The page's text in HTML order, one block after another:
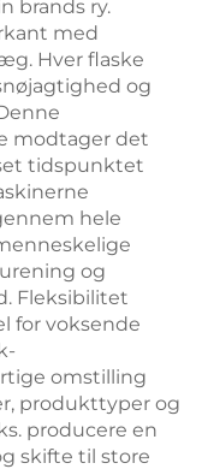
brands ry.
med
Hver flaske
og
modtager det
tidspunktet
hele
og
Fleksibilitet
for voksende
omstilling
produkttyper og
producere en
skifte til store